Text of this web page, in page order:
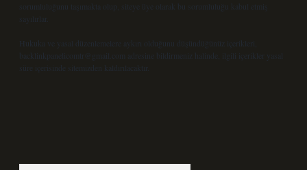
sorumluluğunu taşımakta olup, siteye üye olarak bu sorumluluğu kabul etmiş
sayılırlar.
Hukuka ve yasal düzenlemelere aykırı olduğunu düşündüğünüz içerikleri,
backlinkpanelicomtr@gmail.com
adresine bildirmeniz halinde, ilgili içerikler yasal
süre içerisinde sitemizden kaldırılacaktır.